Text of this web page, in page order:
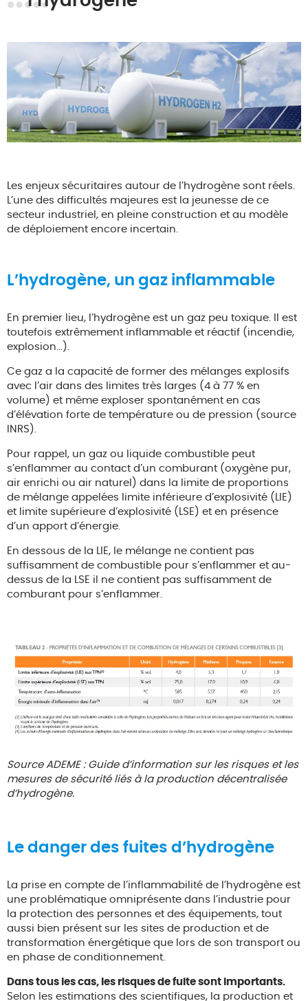
Les enjeux sécuritaires autour de l’hydrogène sont réels.
L’une des difficultés majeures est la jeunesse de ce
secteur industriel, en pleine construction et au modèle
de déploiement encore incertain.
L’hydrogène, un gaz inflammable
En premier lieu, l’hydrogène est un gaz peu toxique. Il est
toutefois extrêmement inflammable et réactif (incendie,
explosion...).
Ce gaz a la capacité de former des mélanges explosifs
avec l’air dans des limites très larges (4 à 77 % en
volume) et même exploser spontanément en cas
d’élévation forte de température ou de pression (source
INRS).
Pour rappel, un gaz ou liquide combustible peut
s’enflammer au contact d’un comburant (oxygène pur,
air enrichi ou air naturel) dans la limite de proportions
de mélange appelées limite inférieure d’explosivité (LIE)
et limite supérieure d’explosivité (LSE) et en présence
d’un apport d’énergie.
En dessous de la LIE, le mélange ne contient pas
suffisamment de combustible pour s’enflammer et au-
dessus de la LSE il ne contient pas suffisamment de
comburant pour s’enflammer.
Source ADEME : Guide d’information sur les risques et les
mesures de sécurité liés à la production décentralisée
d’hydrogène.
Le danger des fuites d’hydrogène
La prise en compte de l’inflammabilité de l’hydrogène est
une problématique omniprésente dans l’industrie pour
la protection des personnes et des équipements, tout
aussi bien présent sur les sites de production et de
transformation énergétique que lors de son transport ou
en phase de conditionnement.
Dans tous les cas, les risques de fuite sont importants.
Selon les estimations des scientifiques, la production et